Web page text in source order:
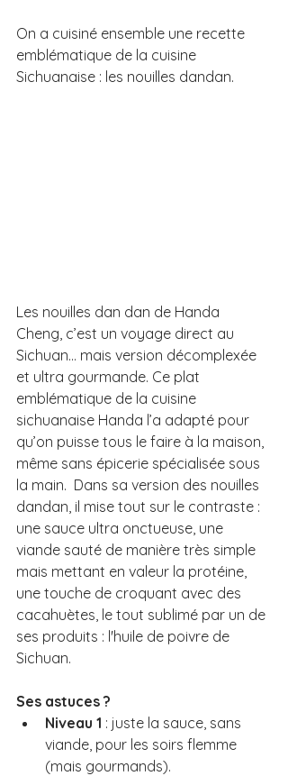
On a cuisiné ensemble une recette
emblématique de la cuisine
Sichuanaise : les nouilles dandan.
Les nouilles dan dan de Handa
Cheng, c’est un voyage direct au
Sichuan… mais version décomplexée
et ultra gourmande. Ce plat
emblématique de la cuisine
sichuanaise Handa l’a adapté pour
qu’on puisse tous le faire à la maison,
même sans épicerie spécialisée sous
la main.  Dans sa version des nouilles
dandan, il mise tout sur le contraste :
une sauce ultra onctueuse, une
viande sauté de manière très simple
mais mettant en valeur la protéine,
une touche de croquant avec des
cacahuètes, le tout sublimé par un de
ses produits : l'huile de poivre de
Sichuan.
Ses astuces ?
Niveau 1 : juste la sauce, sans
viande, pour les soirs flemme
(mais gourmands).